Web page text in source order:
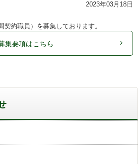
2023年03月18日
契約職員）を募集しております。
集要項はこちら